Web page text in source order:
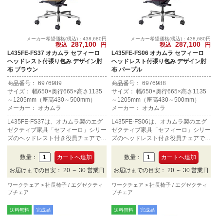
メーカー希望価格(税込)：438,680円
税込 287,100
円
L435FE-FS37 オカムラ セフィーロ
ヘッドレスト付張り包み デザイン肘
布 ブラウン
商品番号： 6976989
サイズ： 幅650×奥行665×高さ1135
～1205mm（座高430～500mm）
メーカー： オカムラ
L435FE-FS37は、オカムラ製のエグ
ゼクティブ家具「セフィーロ」シリー
ズのヘッドレスト付き役員チェアで
す。デザイン肘タイプの布張り、カラ
ーはブラウン。
数量：
お届けまでの目安： 20 ～ 30 営業日
ワークチェア
社長椅子 / エグゼクティ
ブチェア
メーカー希望価格(税込)：438,680円
税込 287,100
円
L435FE-FS06 オカムラ セフィーロ
ヘッドレスト付張り包み デザイン肘
布 パープル
商品番号： 6976988
サイズ： 幅650×奥行665×高さ1135
～1205mm（座高430～500mm）
メーカー： オカムラ
L435FE-FS06は、オカムラ製のエグ
ゼクティブ家具「セフィーロ」シリー
ズのヘッドレスト付き役員チェアで
す。デザイン肘タイプの布張り、カラ
ーはパープル。
数量：
お届けまでの目安： 20 ～ 30 営業日
ワークチェア
社長椅子 / エグゼクティ
ブチェア
送料無料 完成品 送料無料 完成品